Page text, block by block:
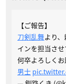
【ご報告】
刀剣乱舞より
インを担当さ
何卒よろしくお
男士